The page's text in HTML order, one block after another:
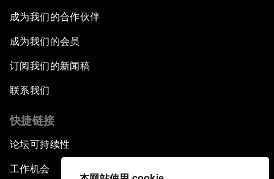
成为我们的合作伙伴
成为我们的会员
订阅我们的新闻稿
联系我们
快捷链接
论坛可持续性
工作机会